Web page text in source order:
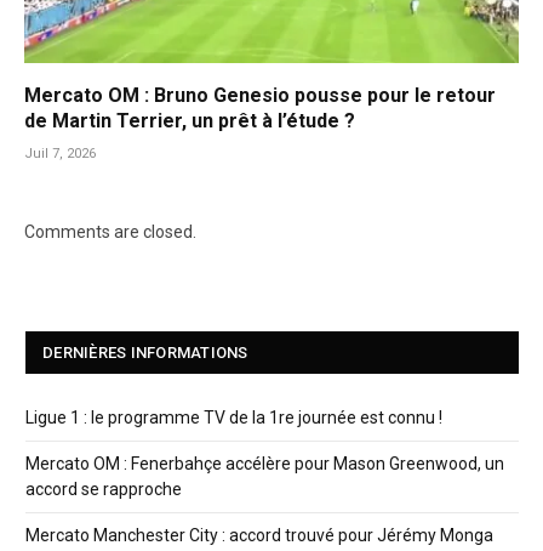
Mercato OM : Bruno Genesio pousse pour le retour
de Martin Terrier, un prêt à l’étude ?
Juil 7, 2026
Comments are closed.
DERNIÈRES INFORMATIONS
Ligue 1 : le programme TV de la 1re journée est connu !
Mercato OM : Fenerbahçe accélère pour Mason Greenwood, un
accord se rapproche
Mercato Manchester City : accord trouvé pour Jérémy Monga